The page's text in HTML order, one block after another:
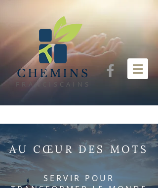
CHEMINS
FRANCISCAINS
AU CŒUR DES MOTS
SERVIR POUR